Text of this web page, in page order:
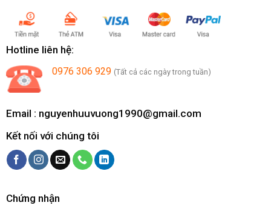
Hotline liên hệ:
0976 306 929 (Tất cả các ngày trong tuần)
Email : nguyenhuuvuong1990@gmail.com
Kết nối với chúng tôi
Chứng nhận